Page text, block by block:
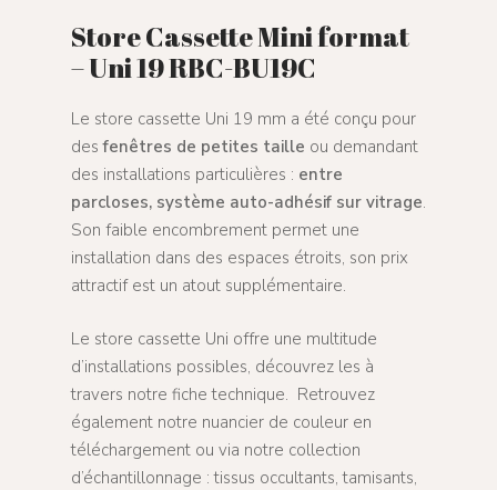
Store Cassette Mini format
– Uni 19 RBC-BU19C
Le store cassette Uni 19 mm a été conçu pour
des fenêtres de petites taille ou demandant
des installations particulières : entre
parcloses, système auto-adhésif sur vitrage.
Son faible encombrement permet une
installation dans des espaces étroits, son prix
attractif est un atout supplémentaire.
Le store cassette Uni offre une multitude
d’installations possibles, découvrez les à
travers notre fiche technique. Retrouvez
également notre nuancier de couleur en
téléchargement ou via notre collection
d’échantillonnage : tissus occultants, tamisants,